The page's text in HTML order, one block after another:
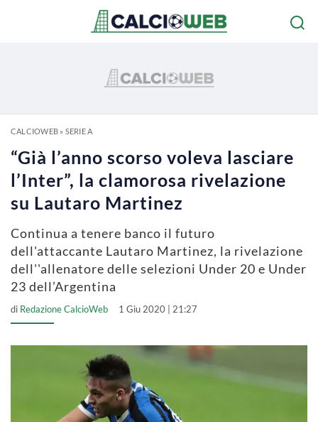
CALCIOWEB» SERIE A
“Già l’anno scorso voleva lasciare
l’Inter”, la clamorosa rivelazione
su Lautaro Martinez
Continua a tenere banco il futuro
dell'attaccante Lautaro Martinez, la rivelazione
dell''allenatore delle selezioni Under 20 e Under
23 dell’Argentina
di Redazione CalcioWeb 1 Giu 2020 | 21:27